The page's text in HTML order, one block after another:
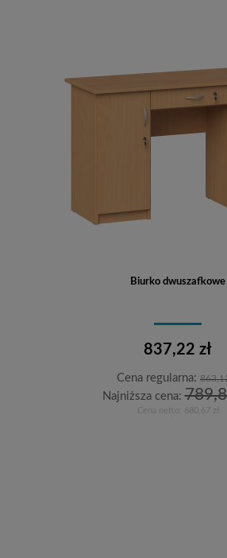
Biurko dwuszafkowe
837,22 zł
Cena regularna:
Najniższa cena:
680,67 zł